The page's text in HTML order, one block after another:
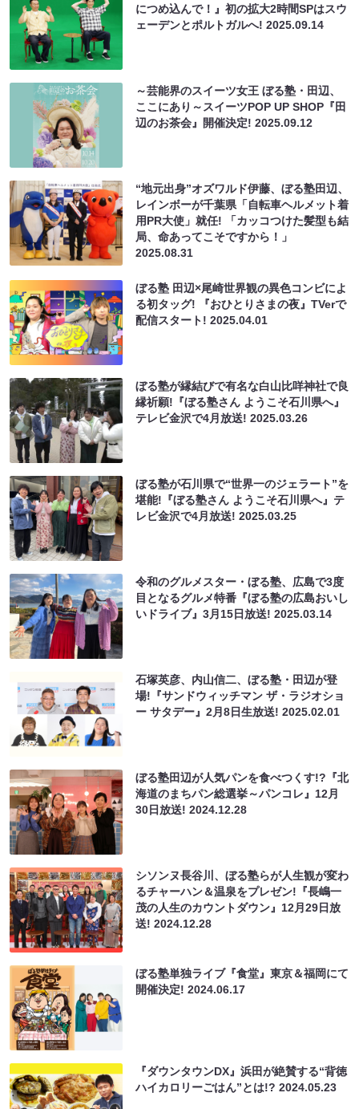
につめ込んで！』初の拡大2時間SPはスウ
ェーデンとポルトガルへ!2025.09.14
～芸能界のスイーツ女王 ぼる塾・田辺、
ここにあり～スイーツPOP UP SHOP『田
辺のお茶会』開催決定!2025.09.12
“地元出身”オズワルド伊藤、ぼる塾田辺、
レインボーが千葉県「自転車ヘルメット着
用PR大使」就任! 「カッコつけた髪型も結
局、命あってこそですから！」
2025.08.31
ぼる塾 田辺×尾崎世界観の異色コンビによ
る初タッグ! 『おひとりさまの夜』TVerで
配信スタート!2025.04.01
ぼる塾が縁結びで有名な白山比咩神社で良
縁祈願!『ぼる塾さん ようこそ石川県へ』
テレビ金沢で4月放送!2025.03.26
ぼる塾が石川県で“世界一のジェラート”を
堪能!『ぼる塾さん ようこそ石川県へ』テ
レビ金沢で4月放送!2025.03.25
令和のグルメスター・ぼる塾、広島で3度
目となるグルメ特番『ぼる塾の広島おいし
いドライブ』3月15日放送!2025.03.14
石塚英彦、内山信二、ぼる塾・田辺が登
場!『サンドウィッチマン ザ・ラジオショ
ー サタデー』2月8日生放送!2025.02.01
ぼる塾田辺が人気パンを食べつくす!?『北
海道のまちパン総選挙～パンコレ』12月
30日放送!2024.12.28
シソンヌ長谷川、ぼる塾らが人生観が変わ
るチャーハン＆温泉をプレゼン!『長嶋一
茂の人生のカウントダウン』12月29日放
送!2024.12.28
ぼる塾単独ライブ『食堂』東京＆福岡にて
開催決定!2024.06.17
『ダウンタウンDX』浜田が絶賛する“背徳
ハイカロリーごはん”とは!?2024.05.23